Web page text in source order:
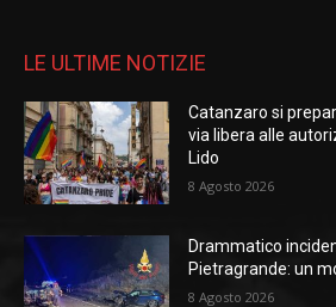
LE ULTIME NOTIZIE
Catanzaro si
via libera alle
Lido
8 Agosto 2026
Drammatico
Pietragrande: un
8 Agosto 2026